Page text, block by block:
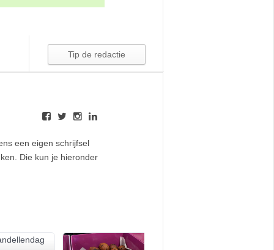
een eigen schrijfsel
Die kun je hieronder